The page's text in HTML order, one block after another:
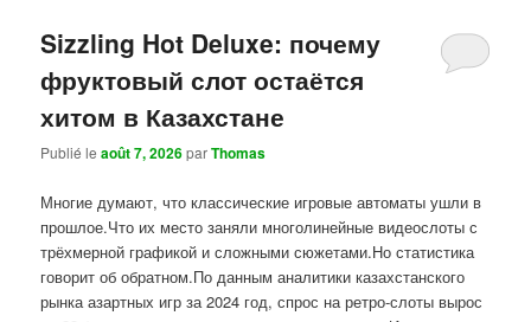
Sizzling Hot Deluxe: почему
фруктовый слот остаётся
хитом в Казахстане
Publié leaoût 7, 2026parThomas
Многие думают, что классические игровые автоматы ушли в
прошлое.Что их место заняли многолинейные видеослоты с
трёхмерной графикой и сложными сюжетами.Но статистика
говорит об обратном.По данным аналитики казахстанского
рынка азартных игр за 2024 год, спрос на ретро-слоты вырос